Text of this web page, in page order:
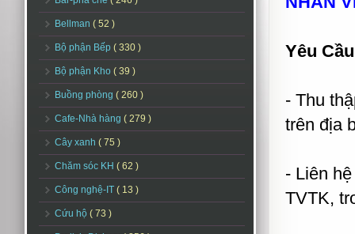
Bellman ( 52 )
Bộ phận Bếp ( 330 )
Bộ phận Kho ( 39 )
Buồng phòng ( 260 )
Cafe-Nhà hàng ( 279 )
Cây xanh ( 75 )
Chăm sóc KH ( 62 )
Công nghệ-IT ( 13 )
Cứu hộ ( 73 )
Yêu
- Thu
trên địa
- Liên
TVTK,